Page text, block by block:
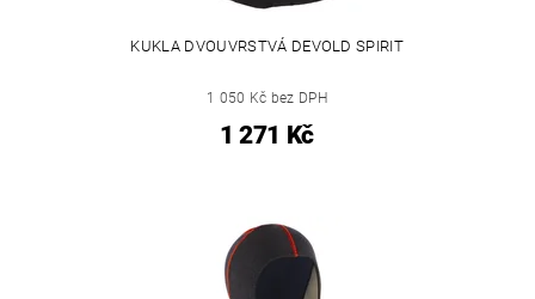
KUKLA DVOUVRSTVÁ DEVOLD SPIRIT
1 050 Kč bez DPH
1 271 Kč